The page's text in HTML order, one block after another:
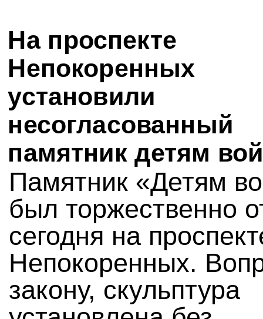
На проспекте
Непокоренных
установили
несогласованный
памятник детям
Памятник «Детям
был торжественно
сегодня на
Непокоренных.
закону, скульптура